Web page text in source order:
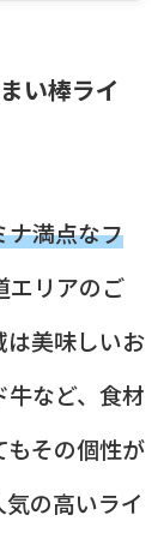
い棒ライ
ナ満点なフ
エリアのご
は美味しいお
牛など、食材
もその個性が
の高いライ